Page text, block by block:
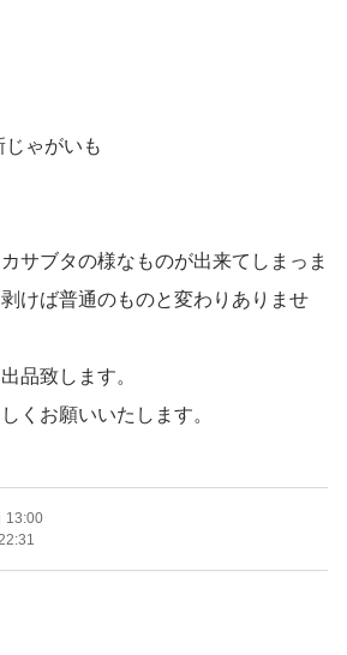
じゃがいも
サブタの様なものが出来てしまっま
けば普通のものと変わりありませ
品致します。
13:00